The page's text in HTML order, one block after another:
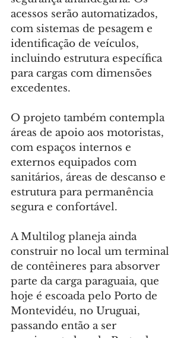
acessos serão automatizados,
com sistemas de pesagem e
identificação de veículos,
incluindo estrutura específica
para cargas com dimensões
excedentes.
O projeto também contempla
áreas de apoio aos motoristas,
com espaços internos e
externos equipados com
sanitários, áreas de descanso e
estrutura para permanência
segura e confortável.
A Multilog planeja ainda
construir no local um terminal
de contêineres para absorver
parte da carga paraguaia, que
hoje é escoada pelo Porto de
Montevidéu, no Uruguai,
passando então a ser